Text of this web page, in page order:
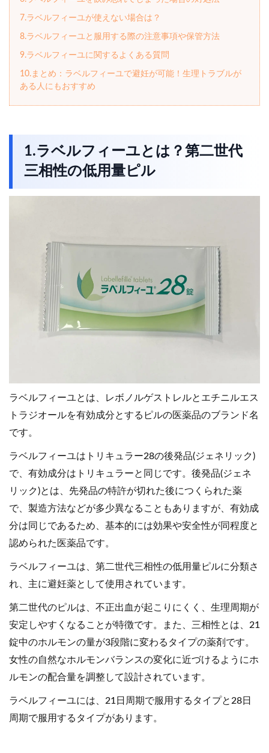
7.ラベルフィーユが使えない場合は？
8.ラベルフィーユと服用する際の注意事項や保管方法
9.ラベルフィーユに関するよくある質問
10.まとめ：ラベルフィーユで避妊が可能！生理トラブルが
ある人にもおすすめ
1.ラベルフィーユとは？第二世代
三相性の低用量ピル
ラベルフィーユとは、レボノルゲストレルとエチニルエス
トラジオールを有効成分とするピルの医薬品のブランド名
です。
ラベルフィーユはトリキュラー28の後発品(ジェネリック)
で、有効成分はトリキュラーと同じです。後発品(ジェネ
リック)とは、先発品の特許が切れた後につくられた薬
で、製造方法などが多少異なることもありますが、有効成
分は同じであるため、基本的には効果や安全性が同程度と
認められた医薬品です。
ラベルフィーユは、第二世代三相性の低用量ピルに分類さ
れ、主に避妊薬として使用されています。
第二世代のピルは、不正出血が起こりにくく、生理周期が
安定しやすくなることが特徴です。また、三相性とは、21
錠中のホルモンの量が3段階に変わるタイプの薬剤です。
女性の自然なホルモンバランスの変化に近づけるようにホ
ルモンの配合量を調整して設計されています。
ラベルフィーユには、21日周期で服用するタイプと28日
周期で服用するタイプがあります。